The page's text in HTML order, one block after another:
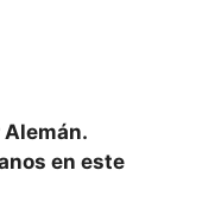
Alemán.
en este